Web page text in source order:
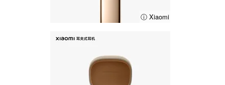
ⓘ Xiaomi